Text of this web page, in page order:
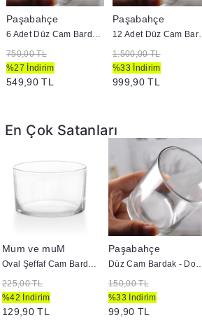
Paşabahçe
6 Adet Düz Cam Bardak - Doluma Uygun
750,00 TL
%27 İndirim
549,90 TL
Paşabahçe
12 Adet
1.500,00 TL
%33 İndirim
999,90 TL
Çok Satanları
Mum ve muM
Oval Şeffaf Cam Bardak - Doluma Uygun
225,00 TL
%42 İndirim
129,90 TL
Paşabahçe
Düz Cam Bardak -
150,00 TL
%33 İndirim
99,90 TL